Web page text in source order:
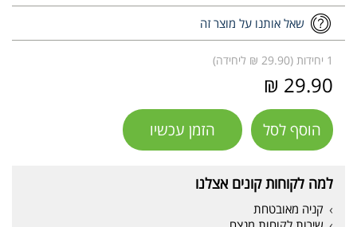
שאל אותנו על מוצר זה
1 יחידות (29.90 ₪ ליחידה)
29.90 ₪
הוסף לסל הזמן עכשיו
למה לקוחות קונים אצלנו
קניה מאובטחת